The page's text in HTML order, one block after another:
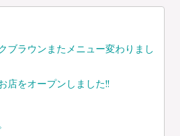
ブラウンまたメニュー変わりまし
店をオープンしました!!